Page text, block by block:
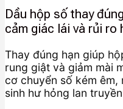
Dầu hộp số thay
cảm giác lái và rủi ro
Thay đúng hạn giúp
rung giật và giảm mài
cơ chuyển số kém
sinh hư hỏng lan